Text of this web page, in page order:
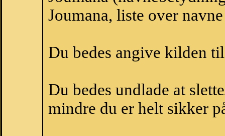
Joumana, liste over
Du bedes angive kilden
Du bedes undlade at
mindre du er helt sikker